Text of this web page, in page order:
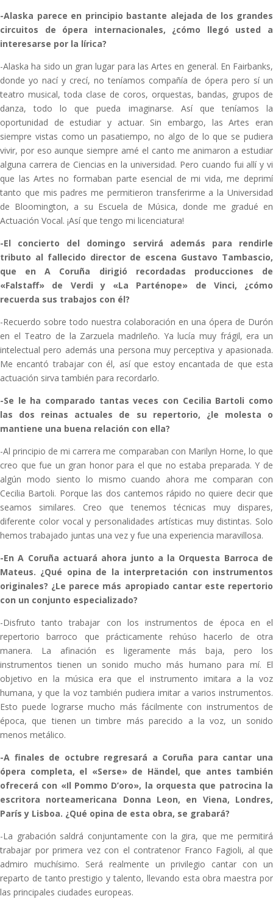
-Alaska parece en principio bastante alejada de los grandes
circuitos de ópera internacionales, ¿cómo llegó usted a
interesarse por la lírica?
-Alaska ha sido un gran lugar para las Artes en general. En Fairbanks,
donde yo nací y crecí, no teníamos compañía de ópera pero sí un
teatro musical, toda clase de coros, orquestas, bandas, grupos de
danza, todo lo que pueda imaginarse. Así que teníamos la
oportunidad de estudiar y actuar. Sin embargo, las Artes eran
siempre vistas como un pasatiempo, no algo de lo que se pudiera
vivir, por eso aunque siempre amé el canto me animaron a estudiar
alguna carrera de Ciencias en la universidad. Pero cuando fui allí y vi
que las Artes no formaban parte esencial de mi vida, me deprimí
tanto que mis padres me permitieron transferirme a la Universidad
de Bloomington, a su Escuela de Música, donde me gradué en
Actuación Vocal. ¡Así que tengo mi licenciatura!
-El concierto del domingo servirá además para rendirle
tributo al fallecido director de escena Gustavo Tambascio,
que en A Coruña dirigió recordadas producciones de
«Falstaff» de Verdi y «La Parténope» de Vinci, ¿cómo
recuerda sus trabajos con él?
-Recuerdo sobre todo nuestra colaboración en una ópera de Durón
en el Teatro de la Zarzuela madrileño. Ya lucía muy frágil, era un
intelectual pero además una persona muy perceptiva y apasionada.
Me encantó trabajar con él, así que estoy encantada de que esta
actuación sirva también para recordarlo.
-Se le ha comparado tantas veces con Cecilia Bartoli como
las dos reinas actuales de su repertorio, ¿le molesta o
mantiene una buena relación con ella?
-Al principio de mi carrera me comparaban con Marilyn Horne, lo que
creo que fue un gran honor para el que no estaba preparada. Y de
algún modo siento lo mismo cuando ahora me comparan con
Cecilia Bartoli. Porque las dos cantemos rápido no quiere decir que
seamos similares. Creo que tenemos técnicas muy dispares,
diferente color vocal y personalidades artísticas muy distintas. Solo
hemos trabajado juntas una vez y fue una experiencia maravillosa.
-En A Coruña actuará ahora junto a la Orquesta Barroca de
Mateus. ¿Qué opina de la interpretación con instrumentos
originales? ¿Le parece más apropiado cantar este repertorio
con un conjunto especializado?
-Disfruto tanto trabajar con los instrumentos de época en el
repertorio barroco que prácticamente rehúso hacerlo de otra
manera. La afinación es ligeramente más baja, pero los
instrumentos tienen un sonido mucho más humano para mí. El
objetivo en la música era que el instrumento imitara a la voz
humana, y que la voz también pudiera imitar a varios instrumentos.
Esto puede lograrse mucho más fácilmente con instrumentos de
época, que tienen un timbre más parecido a la voz, un sonido
menos metálico.
-A finales de octubre regresará a Coruña para cantar una
ópera completa, el «Serse» de Händel, que antes también
ofrecerá con «Il Pommo D’oro», la orquesta que patrocina la
escritora norteamericana Donna Leon, en Viena, Londres,
París y Lisboa. ¿Qué opina de esta obra, se grabará?
-La grabación saldrá conjuntamente con la gira, que me permitirá
trabajar por primera vez con el contratenor Franco Fagioli, al que
admiro muchísimo. Será realmente un privilegio cantar con un
reparto de tanto prestigio y talento, llevando esta obra maestra por
las principales ciudades europeas.